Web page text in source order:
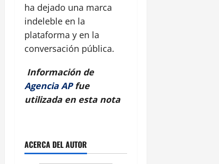
ha dejado una marca
indeleble en la
plataforma y en la
conversación pública.
Información de
Agencia AP fue
utilizada en esta nota
ACERCA DEL AUTOR